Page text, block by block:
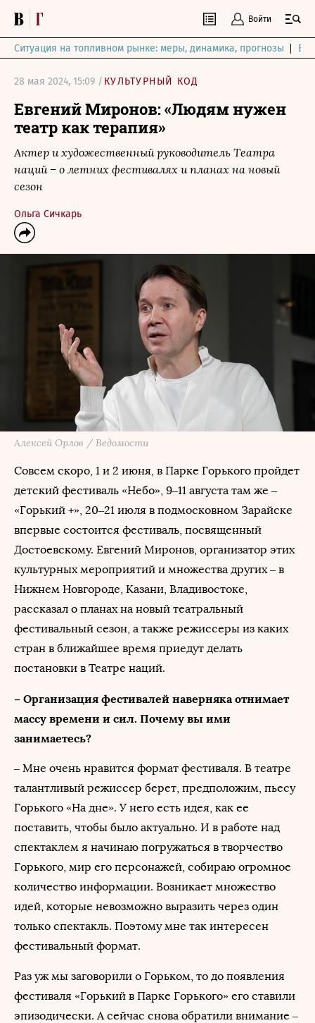
Войти
Ситуация на топливном рынке: меры, динамика, прогнозы
28 мая 2024, 15:09 / КУЛЬТУРНЫЙ КОД
Евгений Миронов: «Людям нужен
театр как терапия»
Актер и художественный руководитель Театра
наций – о летних фестивалях и планах на новый
сезон
Ольга Сичкарь
Алексей Орлов / Ведомости
Совсем скоро, 1 и 2 июня, в Парке Горького пройдет
детский фестиваль «Небо», 9–11 августа там же –
«Горький +», 20–21 июля в подмосковном Зарайске
впервые состоится фестиваль, посвященный
Достоевскому. Евгений Миронов, организатор этих
культурных мероприятий и множества других – в
Нижнем Новгороде, Казани, Владивостоке,
рассказал о планах на новый театральный
фестивальный сезон, а также режиссеры из каких
стран в ближайшее время приедут делать
постановки в Театре наций.
– Организация фестивалей наверняка отнимает
массу времени и сил. Почему вы ими
занимаетесь?
– Мне очень нравится формат фестиваля. В театре
талантливый режиссер берет, предположим, пьесу
Горького «На дне». У него есть идея, как ее
поставить, чтобы было актуально. И в работе над
спектаклем я начинаю погружаться в творчество
Горького, мир его персонажей, собираю огромное
количество информации. Возникает множество
идей, которые невозможно выразить через один
только спектакль. Поэтому мне так интересен
фестивальный формат.
Раз уж мы заговорили о Горьком, то до появления
фестиваля «Горький в Парке Горького» его ставили
эпизодически. А сейчас снова обратили внимание –